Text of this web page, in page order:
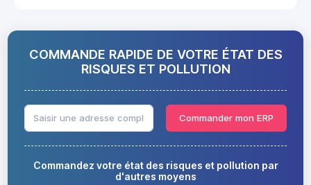
COMMANDE RAPIDE DE VOTRE ÉTAT DES
RISQUES ET POLLUTION
Commander mon ERP
Commandez votre état des risques et pollution par
d'autres moyens